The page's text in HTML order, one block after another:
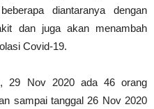
diantaranya dengan
dan juga akan menambah
Covid-19.
29 Nov 2020 ada 46 orang
sampai tanggal 26 Nov 2020